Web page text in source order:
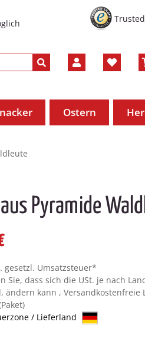
Ostern
Pyramide
gesetzl. Umsatzsteuer*
Sie, dass sich die USt. je nach
ändern kann , Versandkostenfreie
/ Lieferland